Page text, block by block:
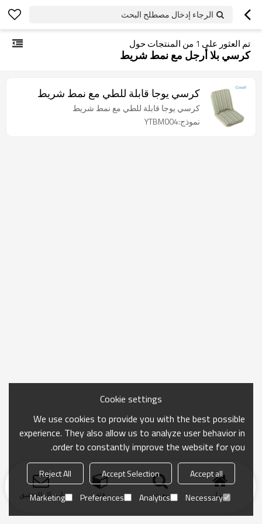
الرجاء إدخال مصطلح البحث
تم العثور على 1 من المنتجات حول
كرسي بلا أرجل مع نمط شريط
كرسي يوجا قابلة للطي مع نمط شريط
كرسي يوجا قابلة للطي مع نمط شريط
نموذج:YTBM004
منزل بحث فئة ارسال التحقيق
Cookie settings
We use cookies to provide you with the best possible
experience. They also allow us to analyze user behavior in
order to constantly improve the website for you.
Accept all
Accept Selection
Reject All
Necessary
Analytics
Preferences
Marketing